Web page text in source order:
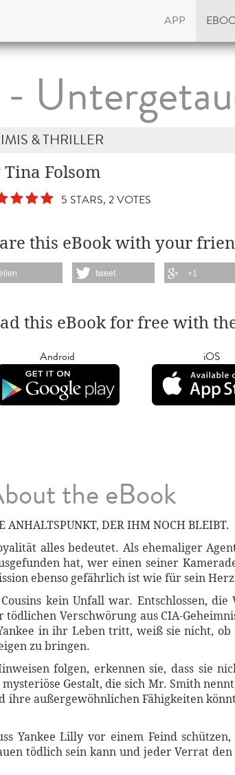
APP
-
& THRILLER
Tina Folsom
5 STARS, 2 VOTES
this eBook with your
tweet +1
this eBook for free with
Android iOS
the eBook
ANHALTSPUNKT, DER IHM NOCH BLEIBT.
alles bedeutet. Als ehemaliger
hat, wer einen seiner
ebenso gefährlich ist wie für sein
kein Unfall war. Entschlossen,
Verschwörung aus CIA-
in ihr Leben tritt, weiß sie nicht,
zu bringen.
folgen, erkennen sie, dass sie
Gestalt, die sich Mr. Smith
außergewöhnlichen Fähigkeiten
Yankee Lilly vor einem Feind
tödlich sein kann und jeder Verrat